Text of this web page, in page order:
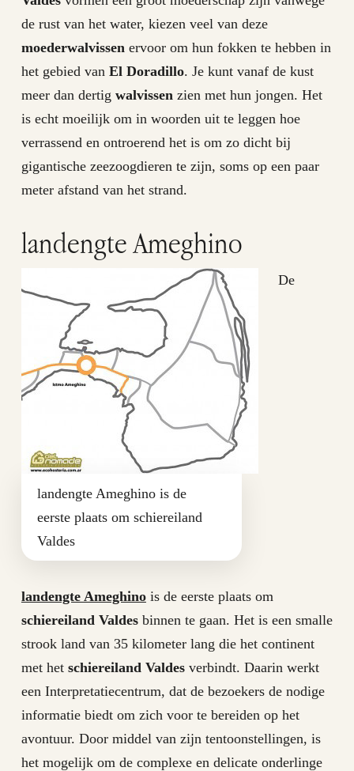
de rust van het water, kiezen veel van deze
moederwalvissen ervoor om hun fokken te hebben in
het gebied van El Doradillo. Je kunt vanaf de kust
meer dan dertig walvissen zien met hun jongen. Het
is echt moeilijk om in woorden uit te leggen hoe
verrassend en ontroerend het is om zo dicht bij
gigantische zeezoogdieren te zijn, soms op een paar
meter afstand van het strand.
landengte Ameghino
landengte Ameghino is de
eerste plaats om schiereiland
Valdes
De
landengte Ameghinois de eerste plaats om
schiereiland Valdesbinnen te gaan. Het is een smalle
strook land van 35 kilometer lang die het continent
met het schiereiland Valdesverbindt. Daarin werkt
een Interpretatiecentrum, dat de bezoekers de nodige
informatie biedt om zich voor te bereiden op het
avontuur. Door middel van zijn tentoonstellingen, is
het mogelijk om de complexe en delicate onderlinge